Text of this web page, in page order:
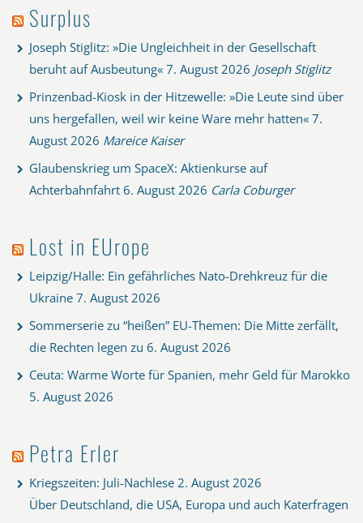
Surplus
Joseph Stiglitz: »Die Ungleichheit in der Gesellschaft
beruht auf Ausbeutung« 7. August 2026 Joseph Stiglitz
Prinzenbad-Kiosk in der Hitzewelle: »Die Leute sind über
uns hergefallen, weil wir keine Ware mehr hatten« 7.
August 2026 Mareice Kaiser
Glaubenskrieg um SpaceX: Aktienkurse auf
Achterbahnfahrt 6. August 2026 Carla Coburger
Lost in EUrope
Leipzig/Halle: Ein gefährliches Nato-Drehkreuz für die
Ukraine 7. August 2026
Sommerserie zu “heißen” EU-Themen: Die Mitte zerfällt,
die Rechten legen zu 6. August 2026
Ceuta: Warme Worte für Spanien, mehr Geld für Marokko
5. August 2026
Petra Erler
Kriegszeiten: Juli-Nachlese 2. August 2026
Über Deutschland, die USA, Europa und auch Katerfragen